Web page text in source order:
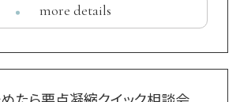
more details